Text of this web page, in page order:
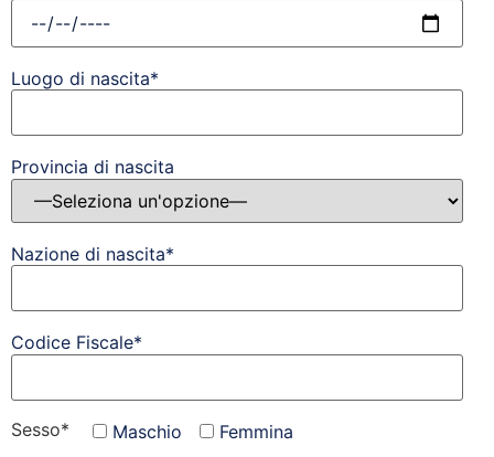
Luogo di nascita*
Provincia di nascita
Nazione di nascita*
Codice Fiscale*
Sesso* Maschio
Femmina